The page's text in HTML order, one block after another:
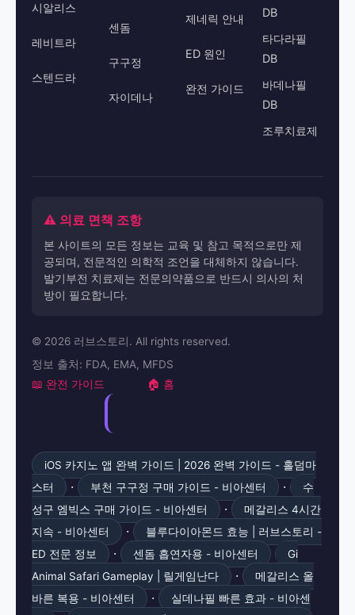
시알리스
레비트라
스텐드라
센돔
구구정
자이데나
제네릭 안내
ED 원인
완전 가이드
DB
타다라필
DB
바데나필
DB
조루치료제
⚠️ 의료 면책 조항
본 사이트의 모든 정보는 교육 및 참고 목적으로만 제
공되며, 전문적인 의학적 조언을 대체하지 않습니다.
발기부전 치료제는 전문의약품으로 반드시 의사의 처
방이 필요합니다.
© 2026 러브스토리. All rights reserved.
정보 출처: FDA, EMA, MFDS
📖 완전 가이드 🏠 홈
iOS 카지노 앱 완벽 가이드 | 2026 완벽 가이드 - 홀덤마
스터
· 부천 구구정 구매 가이드 - 비아센터 ·
수
성구 엠빅스 구매 가이드 - 비아센터
·
메갈리스 4시간
지속 - 비아센터
·
블루다이아몬드 효능 | 러브스토리 -
ED 전문 정보
· 센돔 흡연자용 - 비아센터
Gi
Animal Safari Gameplay | 릴게임난다
·
메갈리스 올
바른 복용 - 비아센터
·
실데나필 빠른 효과 - 비아센